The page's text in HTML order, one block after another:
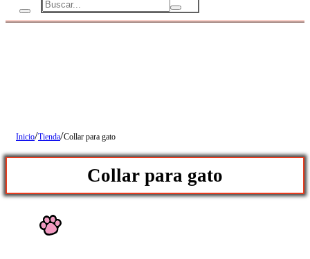
Buscar
Inicio/Tienda/Collar para gato
Collar para gato